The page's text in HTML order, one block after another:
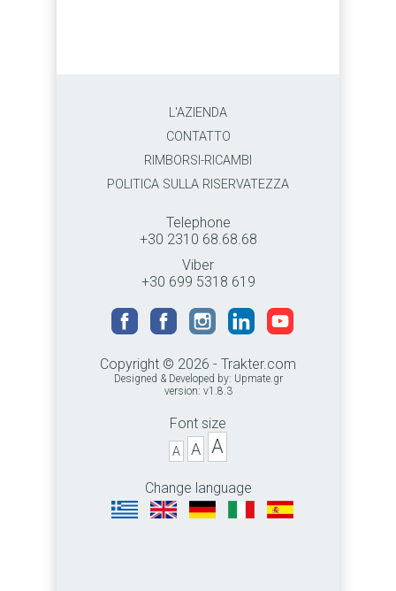
L'AZIENDA
CONTATTO
RIMBORSI-RICAMBI
POLITICA SULLA RISERVATEZZA
Telephone
+30 2310 68.68.68
Viber
+30 699 5318 619
Copyright © 2026 - Trakter.com
Designed & Developed by: Upmate.gr
version: v1.8.3
Font size
A A A
Change language